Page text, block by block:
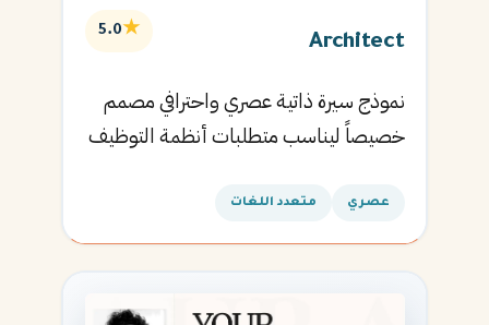
Architect
★
5.0
نموذج سيرة ذاتية عصري واحترافي مصمم
خصيصاً ليناسب متطلبات أنظمة التوظيف
القادمة.
عصري متعدد اللغات